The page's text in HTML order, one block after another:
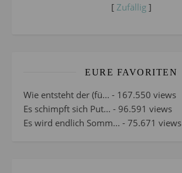
[ Zufällig]
EURE FAVORITEN
Wie entsteht der (fü... - 167.550 views
Es schimpft sich Put... - 96.591 views
Es wird endlich Somm... - 75.671 views